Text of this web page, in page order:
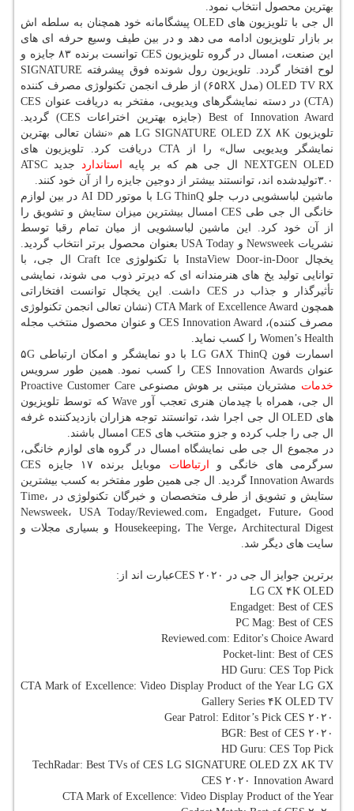
بهترین محصول انتخاب نمود.
ال جی با تلویزیون های OLED پیشگامانه خود همچنان به سلطه اش
بر بازار تلویزیون ادامه می دهد و در بین طیف وسیع حرفه ای های
این صنعت، امسال در گروه تلویزیون CES توانست برنده ۸۳ جایزه و
لوح افتخار گردد. تلویزیون رول شونده فوق پیشرفته SIGNATURE
OLED TV RX (مدل ۶۵RX) از طرف انجمن تكنولوژی مصرف كننده
(CTA) در دسته نمایشگرهای ویدیویی، مفتخر به دریافت عنوان CES
Best of Innovation Award (جایزه بهترین اختراعات CES) گردید.
تلویزیون LG SIGNATURE OLED ZX ۸K هم «نشان تعالی بهترین
نمایشگر ویدیویی سال» را از CTA دریافت كرد. تلویزیون های
NEXTGEN OLED ال جی هم كه بر پایه
استاندارد
جدید ATSC
۳.۰تولیدشده اند، توانستند بیشتر از دوجین جایزه را از آن خود كنند.
ماشین لباسشویی درب جلو LG ThinQ با موتور AI DD در بین لوازم
خانگی ال جی طی CES امسال بیشترین میزان ستایش و تشویق را
از آن خود كرد. این ماشین لباسشویی از میان تمام رقبا توسط
نشریات Newsweek و USA Today بعنوان محصول برتر انتخاب گردید.
یخچال InstaView Door-in-Door با تكنولوژی Craft Ice ال جی، با
توانایی تولید یخ های هنرمندانه ای كه دیرتر ذوب می شوند، نمایشی
تأثیرگذار و جذاب در CES داشت. این یخچال توانست افتخاراتی
همچون CTA Mark of Excellence Award (نشان تعالی انجمن تكنولوژی
مصرف كننده)، CES Innovation Award و عنوان محصول منتخب مجله
Women’s Health را كسب نماید.
اسمارت فون LG G۸X ThinQ با دو نمایشگر و امكان ارتباطی ۵G
عنوان CES Innovation Awards را كسب نمود. همین طور سرویس
خدمات
مشتریان مبتنی بر هوش مصنوعی Proactive Customer Care
ال جی، همراه با چیدمان هنری تعجب آور Wave كه توسط تلویزیون
های OLED ال جی اجرا شد، توانستند توجه هزاران بازدیدكننده غرفه
ال جی را جلب كرده و جزو منتخب های CES امسال باشند.
در مجموع ال جی طی نمایشگاه امسال در گروه های لوازم خانگی،
سرگرمی های خانگی و
ارتباطات
موبایل برنده ۱۷ جایزه CES
Innovation Awards گردید. ال جی همین طور مفتخر به كسب بیشترین
ستایش و تشویق از طرف متخصصان و خبرگان تكنولوژی در Time،
Newsweek، USA Today/Reviewed.com، Engadget، Future، Good
Housekeeping، The Verge، Architectural Digest و بسیاری مجلات و
سایت های دیگر شد.
برترین جوایز ال جی در CES ۲۰۲۰عبارت اند از:
LG CX ۴K OLED
Engadget: Best of CES
PC Mag: Best of CES
Reviewed.com: Editor's Choice Award
Pocket-lint: Best of CES
HD Guru: CES Top Pick
CTA Mark of Excellence: Video Display Product of the Year LG GX
Gallery Series ۴K OLED TV
Gear Patrol: Editor’s Pick CES ۲۰۲۰
BGR: Best of CES ۲۰۲۰
HD Guru: CES Top Pick
TechRadar: Best TVs of CES LG SIGNATURE OLED ZX ۸K TV
CES ۲۰۲۰ Innovation Award
CTA Mark of Excellence: Video Display Product of the Year